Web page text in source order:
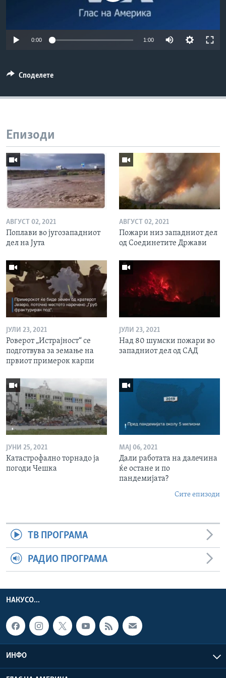
0:00 1:00
Споделете
Епизоди
АВГУСТ 02, 2021
Поплави во југозападниот
дел на Јута
АВГУСТ 02, 2021
Пожари низ западниот дел
од Соединетите Држави
ЈУЛИ 23, 2021
Роверот „Истрајност“ се
подготвува за земање на
првиот примерок карпи
ЈУЛИ 23, 2021
Над 80 шумски пожари во
западниот дел од САД
ЈУНИ 25, 2021
Катастрофално торнадо ја
погоди Чешка
МАЈ 06, 2021
Дали работата на далечина
ќе остане и по
пандемијата?
Сите епизоди
ТВ ПРОГРАМА
РАДИО ПРОГРАМА
НАКУСО...
ИНФО